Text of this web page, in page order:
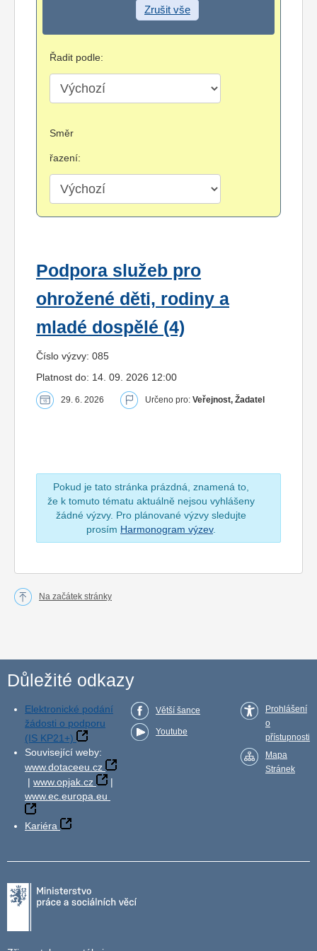
Zrušit vše
Řadit podle:
Směr
řazení:
Podpora služeb pro
ohrožené děti, rodiny a
mladé dospělé (4)
Číslo výzvy: 085
Platnost do: 14. 09. 2026 12:00
29. 6. 2026 Určeno pro: Veřejnost, Žadatel
Pokud je tato stránka prázdná, znamená to,
že k tomuto tématu aktuálně nejsou vyhlášeny
žádné výzvy. Pro plánované výzvy sledujte
prosím Harmonogram výzev.
Na začátek stránky
Důležité odkazy
Elektronické podání
žádosti o podporu
(IS KP21+)
Související weby:
www.dotaceeu.cz
| www.opjak.cz
|
www.ec.europa.eu
Kariéra
Větší šance
Youtube
Prohlášení
o
přístupnosti
Mapa
Stránek